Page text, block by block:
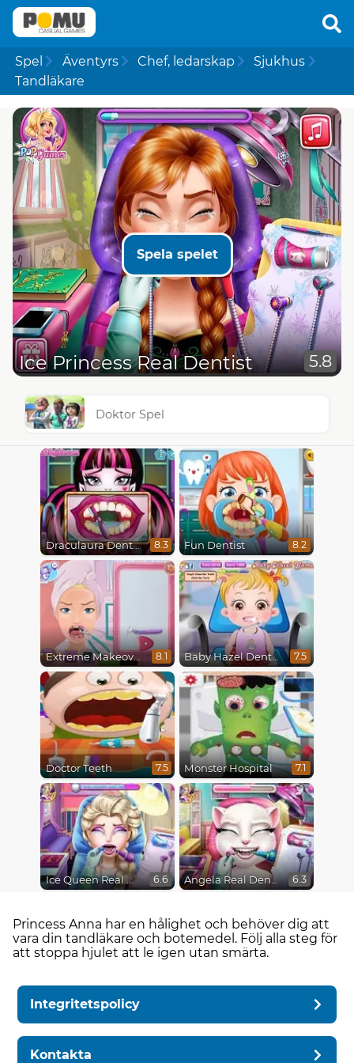
Spel Äventyrs Chef, ledarskap
Sjukhus
Tandläkare
Spela spelet
Ice Princess Real Dentist 5.8
Doktor Spel
Draculaura Dentist 8.3 Fun Dentist 8.2
Extreme Makeover 8.1 Baby Hazel Dental Care 7.5
Doctor Teeth 7.5 Monster Hospital 7.1
Ice Queen Real Dentist 6.6 Angela Real Dentist 6.3
Princess Anna har en hålighet och behöver dig att
vara din tandläkare och botemedel. Följ alla steg för
att stoppa hjulet att le igen utan smärta.
Integritetspolicy
Kontakta